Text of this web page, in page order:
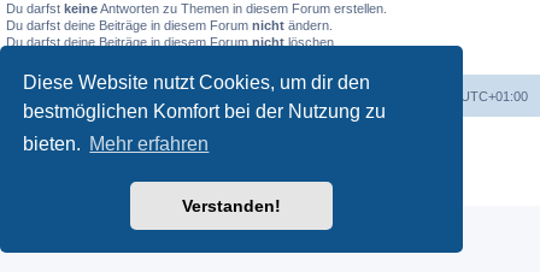
Diese Website nutzt Cookies, um dir den
bestmöglichen Komfort bei der Nutzung zu
bieten. Mehr erfahren
Verstanden!
Du darfst keineAntworten zu Themen in diesem Forum erstellen.
Du darfst deine Beiträge in diesem Forum nicht ändern.
Du darfst deine Beiträge in diesem Forum nicht löschen.
UTC+01:00
Alle Cookies löschen
Powered byphpBB
Datenschutz|Nutzungsbedingungen